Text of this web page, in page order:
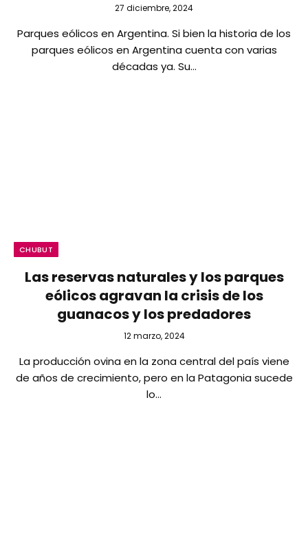
27 diciembre, 2024
Parques eólicos en Argentina. Si bien la historia de los
parques eólicos en Argentina cuenta con varias
décadas ya. Su…
CHUBUT
Las reservas naturales y los parques
eólicos agravan la crisis de los
guanacos y los predadores
12 marzo, 2024
La producción ovina en la zona central del país viene
de años de crecimiento, pero en la Patagonia sucede
lo…